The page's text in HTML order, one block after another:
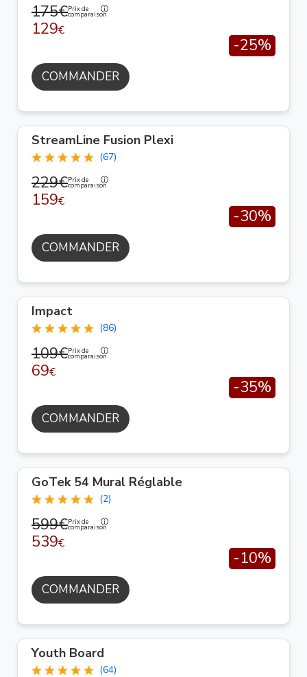
175€Prix de
comparaison
129€
-25%
COMMANDER
StreamLine Fusion Plexi
(67)
229€Prix de
comparaison
159€
-30%
COMMANDER
Impact
(86)
109€Prix de
comparaison
69€
-35%
COMMANDER
GoTek 54 Mural Réglable
(2)
599€Prix de
comparaison
539€
-10%
COMMANDER
Youth Board
(64)